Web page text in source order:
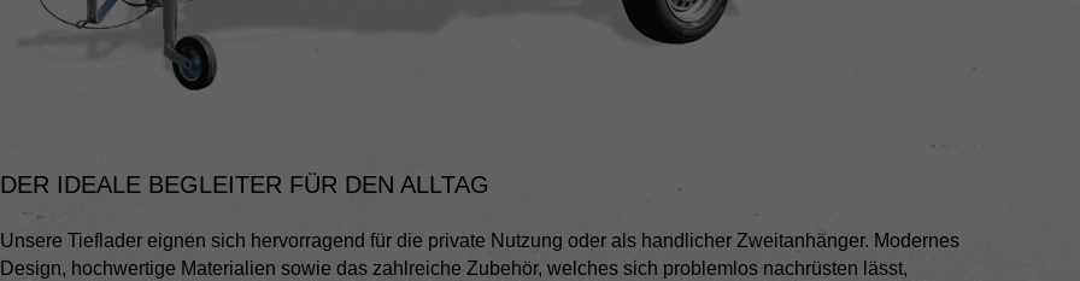
DER IDEALE BEGLEITER FÜR DEN ALLTAG
Unsere Tieflader eignen sich hervorragend für die private Nutzung oder als handlicher Zweitanhänger. Modernes
Design, hochwertige Materialien sowie das zahlreiche Zubehör, welches sich problemlos nachrüsten lässt,